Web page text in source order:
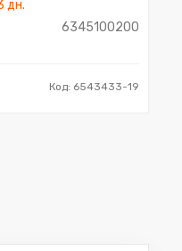
дн.
6345100200
Код: 6543433-19